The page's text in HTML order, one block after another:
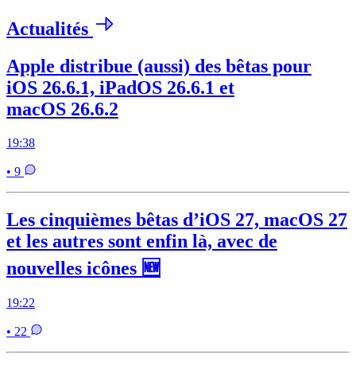
Actualités
Apple distribue (aussi) des bêtas pour
iOS 26.6.1, iPadOS 26.6.1 et
macOS 26.6.2
19:38
• 9
Les cinquièmes bêtas d’iOS 27, macOS 27
et les autres sont enfin là, avec de
nouvelles icônes 🆕
19:22
• 22